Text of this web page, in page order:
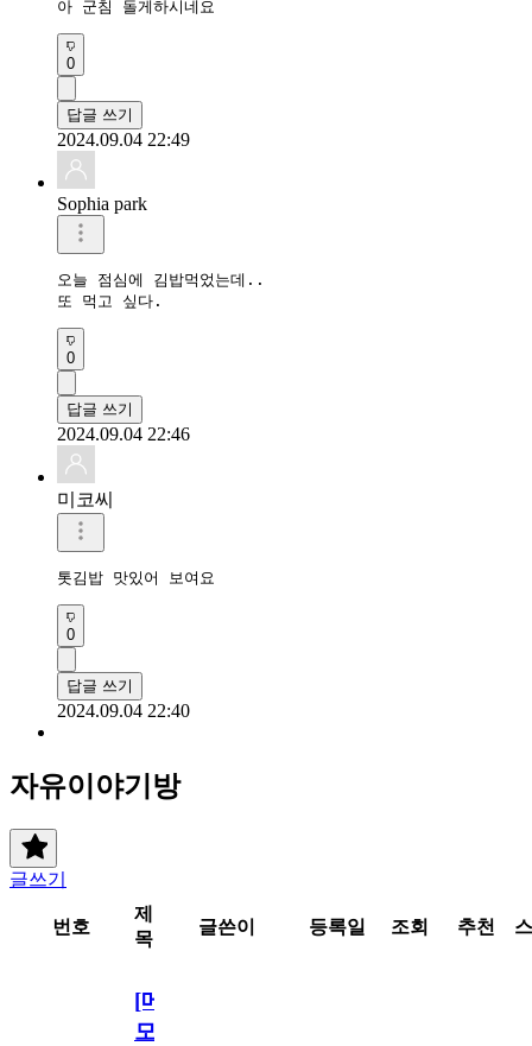
아 군침 돌게하시네요
0
답글 쓰기
2024.09.04 22:49
Sophia park
오늘 점심에 김밥먹었는데..
또 먹고 싶다.
0
답글 쓰기
2024.09.04 22:46
미코씨
톳김밥 맛있어 보여요
0
답글 쓰기
2024.09.04 22:40
자유이야기방
글쓰기
번호
제
목
글쓴이 등록일 조회 추천
[메
모